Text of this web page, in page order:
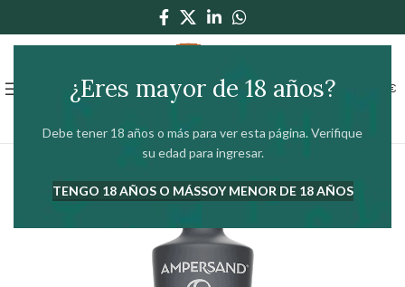
¿Eres mayor de 18 años?
Debe tener 18 años o más para ver esta página. Verifique
su edad para ingresar.
TENGO 18 AÑOS O MÁSSOY MENOR DE 18 AÑOS
€